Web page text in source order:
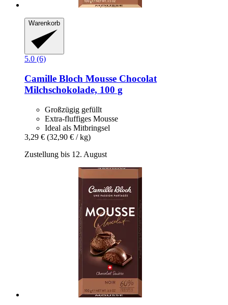
Warenkorb
5.0 (6)
Camille Bloch Mousse Chocolat
Milchschokolade, 100 g
Großzügig gefüllt
Extra-fluffiges Mousse
Ideal als Mitbringsel
3,29 € (32,90 € / kg)
Zustellung bis 12. August